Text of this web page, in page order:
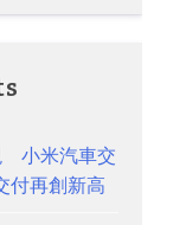
小米汽車交
再創新高